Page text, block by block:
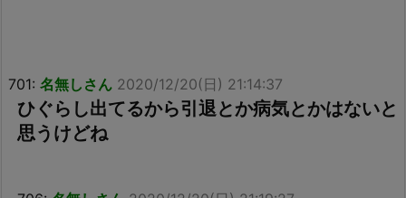
701: 名無しさん 2020/12/20(日) 21:14:37
ひぐらし出てるから引退とか病気とかはないと
思うけどね